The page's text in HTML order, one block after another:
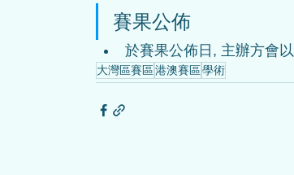
賽果公佈
於賽果公佈日, 主辦方會以
大灣區賽區港澳賽區學術